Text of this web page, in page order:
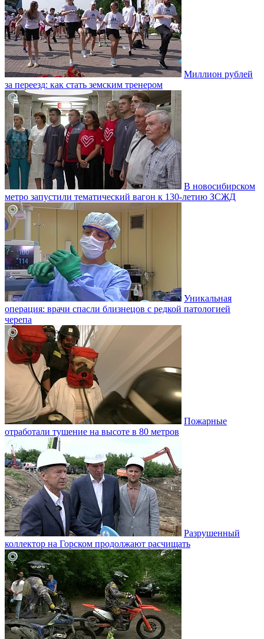
Миллион рублей
за переезд: как стать земским тренером
В новосибирском
метро запустили тематический вагон к 130-летию ЗСЖД
Уникальная
операция: врачи спасли близнецов с редкой патологией
черепа
Пожарные
отработали тушение на высоте в 80 метров
Разрушенный
коллектор на Горском продолжают расчищать